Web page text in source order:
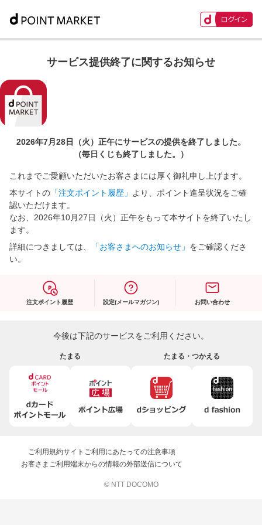
サービス提供終了に関するお知らせ
2026年7月28日（火）正午にサービスの提供を終了しました。
（毎日くじも終了しました。）
これまでご愛顧いただいたお客さまには厚く御礼申し上げます。
本サイトの 「注文ポイント履歴」
より、ポイント進呈状況をご確
認いただけます。
なお、2026年10月27日（火）正午をもって本サイトを終了いたし
ます。
詳細につきましては、
「お客さまへのお知らせ」 をご確認くださ
い。
注文ポイント履歴 設定(メールマガジン) お問い合わせ
今後は下記のサービスをご利用ください。
たまる たまる・つかえる
ご利用規約サイトご利用にあたっての注意事項
お客さまご利用端末からの情報の外部送信について
© NTT DOCOMO